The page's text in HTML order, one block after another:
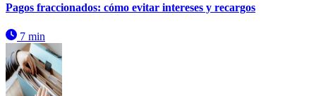
Pagos fraccionados: cómo evitar intereses y recargos
7 min